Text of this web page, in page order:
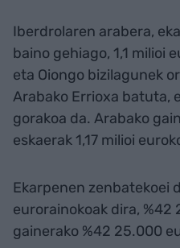
Iberdrolaren arabera,
baino gehiago, 1,1 milioi
eta Oiongo bizilagunek
Arabako Errioxa batuta,
gorakoa da. Arabako
eskaerak 1,17 milioi
Ekarpenen zenbatekoei
eurorainokoak dira,
gainerako %42 25.000